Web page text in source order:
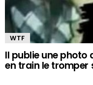
WTF
Il publie une photo
en train le tromper